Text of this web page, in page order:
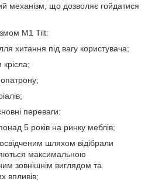
механізм, що дозволяє гойдатися
M1 Tilt:
хитання під вагу користувача;
переваги:
5 років на ринку меблів;
шляхом відібрали
максимальною
зовнішнім виглядом та
впливів;